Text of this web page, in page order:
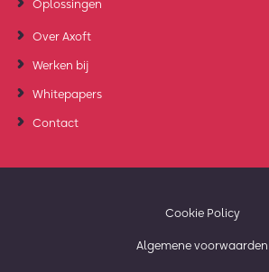
Oplossingen
Over Axoft
Werken bij
Whitepapers
Contact
Cookie Policy
Algemene voorwaarden